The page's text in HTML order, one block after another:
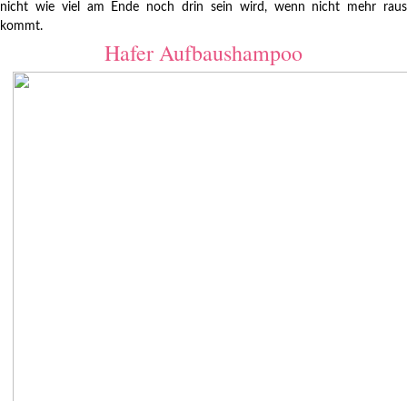
nicht wie viel am Ende noch drin sein wird, wenn nicht mehr raus
kommt.
Hafer Aufbaushampoo